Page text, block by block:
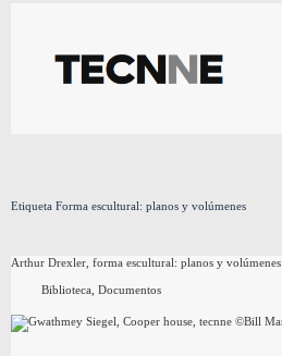
Etiqueta Forma escultural: planos y volúmenes
Arthur Drexler, forma escultural: planos y volúmenes
Biblioteca, Documentos